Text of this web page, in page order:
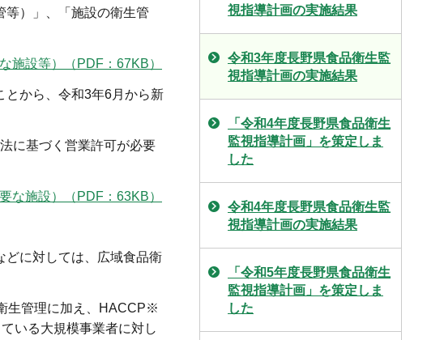
等）」、「施設の衛生管
施設等）（PDF：67KB）
とから、令和3年6月から新
に基づく営業許可が必要
な施設）（PDF：63KB）
どに対しては、広域食品衛
生管理に加え、HACCP※
いる大規模事業者に対し
視指導計画の実施結果
令和3年度長野県食品衛生監
視指導計画の実施結果
「令和4年度長野県食品衛生
監視指導計画」を策定しま
した
令和4年度長野県食品衛生監
視指導計画の実施結果
「令和5年度長野県食品衛生
監視指導計画」を策定しま
した